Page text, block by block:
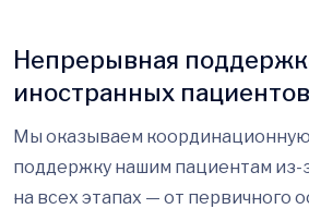
Непрерывная
иностранных пациентов
Мы оказываем координационную
поддержку нашим пациентам из-
на всех этапах — от первичного